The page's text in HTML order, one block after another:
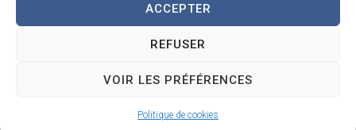
ACCEPTER
REFUSER
VOIR LES PRÉFÉRENCES
Politique de cookies
Accessibilité Contact
Traitement de données personnelles
Plan du site